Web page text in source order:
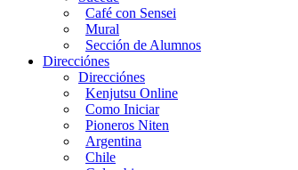
Café con Sensei
Mural
Sección de Alumnos
Direcciónes
Direcciónes
Kenjutsu Online
Como Iniciar
Pioneros Niten
Argentina
Chile